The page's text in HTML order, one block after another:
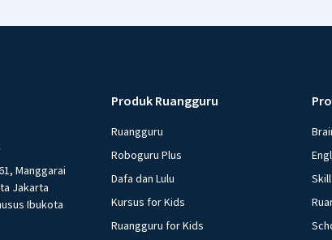
Manggarai
Jakarta
Ibukota
Produk Ruangguru
Ruangguru
Roboguru Plus
Dafa dan Lulu
Kursus for Kids
Ruangguru for Kids